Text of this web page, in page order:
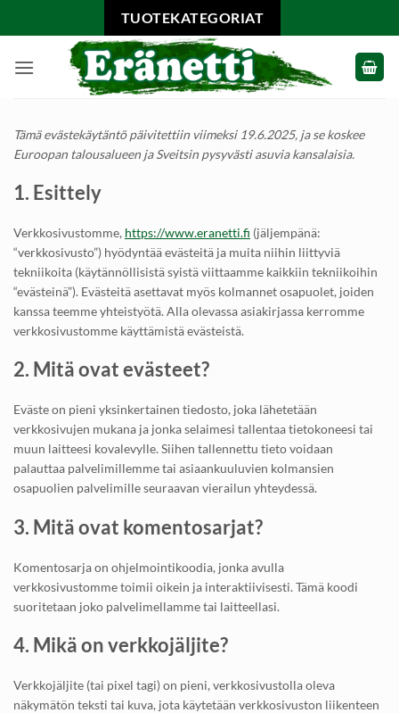
to
TUOTEKATEGORIAT
Tämä evästekäytäntö päivitettiin viimeksi 19.6.2025, ja se koskee
Euroopan talousalueen ja Sveitsin pysyvästi asuvia kansalaisia.
1. Esittely
Verkkosivustomme, https://www.eranetti.fi (jäljempänä:
“verkkosivusto”) hyödyntää evästeitä ja muita niihin liittyviä
tekniikoita (käytännöllisistä syistä viittaamme kaikkiin tekniikoihin
“evästeinä”). Evästeitä asettavat myös kolmannet osapuolet, joiden
kanssa teemme yhteistyötä. Alla olevassa asiakirjassa kerromme
verkkosivustomme käyttämistä evästeistä.
2. Mitä ovat evästeet?
Eväste on pieni yksinkertainen tiedosto, joka lähetetään
verkkosivujen mukana ja jonka selaimesi tallentaa tietokoneesi tai
muun laitteesi kovalevylle. Siihen tallennettu tieto voidaan
palauttaa palvelimillemme tai asiaankuuluvien kolmansien
osapuolien palvelimille seuraavan vierailun yhteydessä.
3. Mitä ovat komentosarjat?
Komentosarja on ohjelmointikoodia, jonka avulla
verkkosivustomme toimii oikein ja interaktiivisesti. Tämä koodi
suoritetaan joko palvelimellamme tai laitteellasi.
4. Mikä on verkkojäljite?
Verkkojäljite (tai pixel tagi) on pieni, verkkosivustolla oleva
näkymätön teksti tai kuva, jota käytetään verkkosivuston liikenteen